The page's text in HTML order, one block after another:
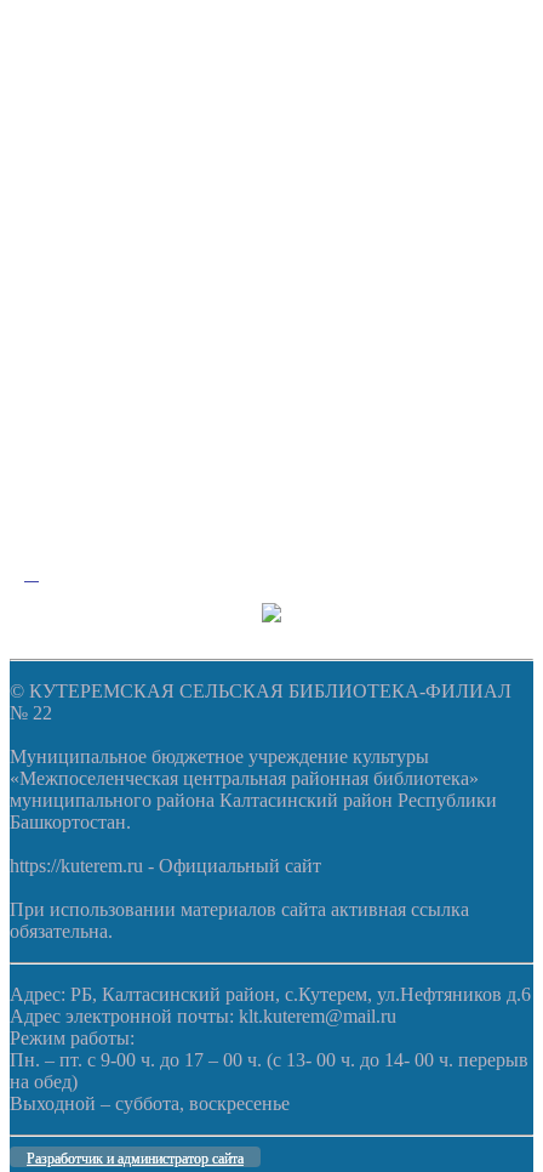
© КУТЕРЕМСКАЯ СЕЛЬСКАЯ БИБЛИОТЕКА-ФИЛИАЛ
№ 22
Муниципальное бюджетное учреждение культуры
«Межпоселенческая центральная районная библиотека»
муниципального района Калтасинский район Республики
Башкортостан.
https://kuterem.ru - Официальный сайт
При использовании материалов сайта активная ссылка
обязательна.
Адрес: РБ, Калтасинский район, с.Кутерем, ул.Нефтяников д.6
Адрес электронной почты: klt.kuterem@mail.ru
Режим работы:
Пн. – пт. с 9-00 ч. до 17 – 00 ч. (с 13- 00 ч. до 14- 00 ч. перерыв
на обед)
Выходной – суббота, воскресенье
Разработчик и администратор сайта